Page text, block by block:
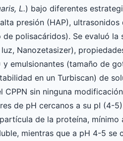
L.) bajo diferentes
presión (HAP), ultrasonidos
polisacáridos). Se evaluó la
Nanozetasizer),
emulsionantes (tamaño de
en un Turbiscan) de
sin ninguna
de pH cercanos a su pI (4-
de la proteína, mínimo
mientras que a pH 4-5 se